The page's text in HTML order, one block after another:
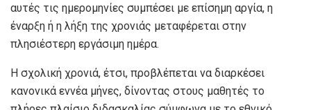
αυτές τις ημερομηνίες συμπέσει με επίσημη αργία, η
έναρξη ή η λήξη της χρονιάς μεταφέρεται στην
πλησιέστερη εργάσιμη ημέρα.
Η σχολική χρονιά, έτσι, προβλέπεται να διαρκέσει
κανονικά εννέα μήνες, δίνοντας στους μαθητές το